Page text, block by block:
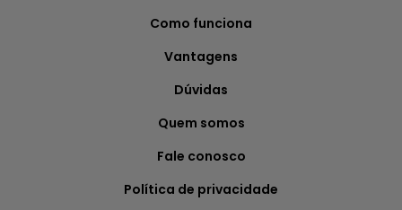
Como funciona
Vantagens
Dúvidas
Quem somos
Fale conosco
Política de privacidade